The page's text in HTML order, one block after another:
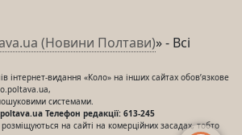
(Новини Полтави)» - Всі
інтернет-видання «Коло» на інших сайтах обов’язкове
системами.
Телефон редакції: 613-245
на сайті на комерційних засадах, тобто